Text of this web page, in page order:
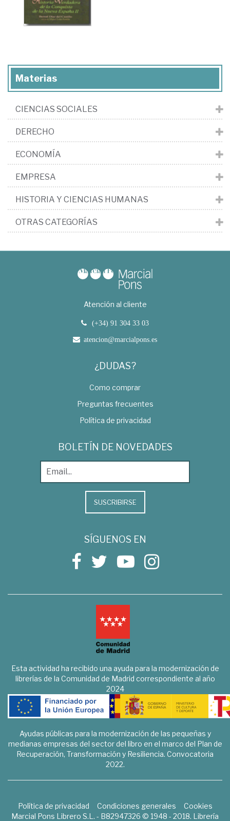
Materias
CIENCIAS SOCIALES
DERECHO
ECONOMÍA
EMPRESA
HISTORIA Y CIENCIAS HUMANAS
OTRAS CATEGORÍAS
Atención al cliente
(+34) 91 304 33 03
atencion@marcialpons.es
¿DUDAS?
Como comprar
Preguntas frecuentes
Política de privacidad
BOLETÍN DE NOVEDADES
SUSCRIBIRSE
SÍGUENOS EN
Esta actividad ha recibido una ayuda para la modernización de
librerías de la Comunidad de Madrid correspondiente al año
2024
Ayudas públicas para la modernización de las pequeñas y
medianas empresas del sector del libro en el marco del Plan de
Recuperación, Transformación y Resiliencia. Convocatoria
2022.
Política de privacidad Condiciones generales
Cookies
Marcial Pons Librero S.L. - B82947326 © 1948 - 2018. Librería